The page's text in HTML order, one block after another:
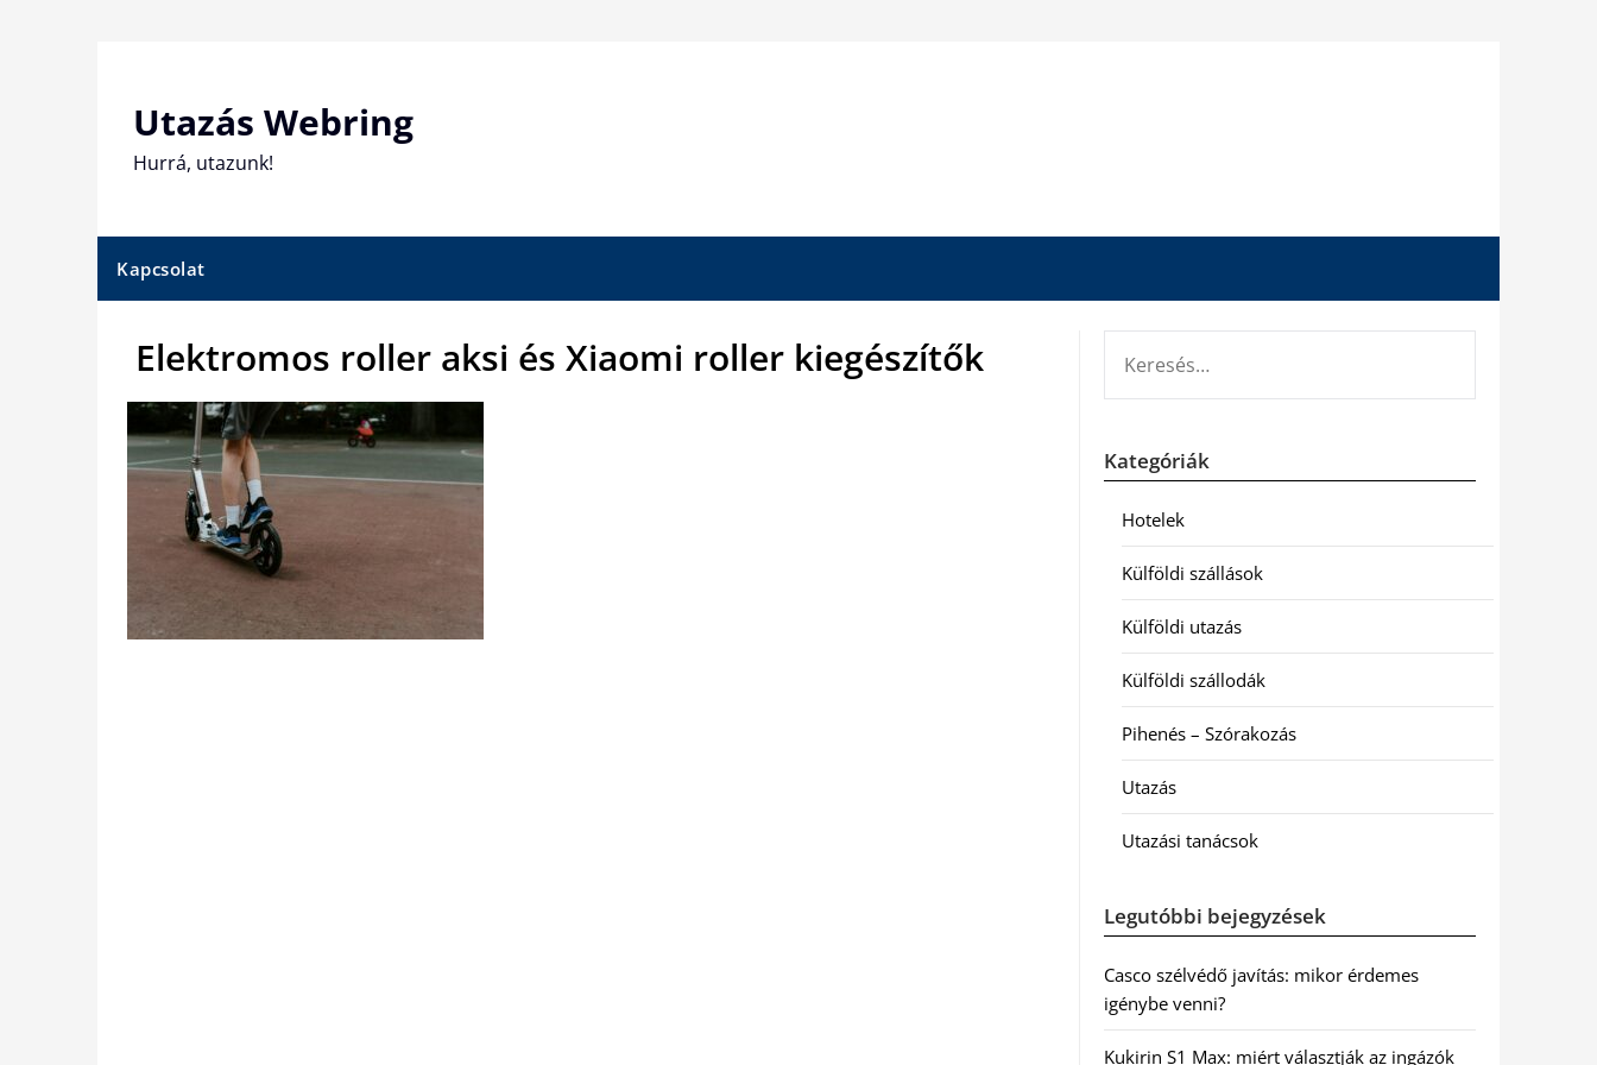
Utazás Webring
Hurrá, utazunk!
Kapcsolat
Elektromos roller aksi és Xiaomi roller kiegészítők
Kategóriák
Hotelek
Külföldi szállások
Külföldi utazás
Külföldi szállodák
Pihenés – Szórakozás
Utazás
Utazási tanácsok
Legutóbbi bejegyzések
Casco szélvédő javítás: mikor érdemes
igénybe venni?
Kukirin S1 Max: miért választják az ingázók